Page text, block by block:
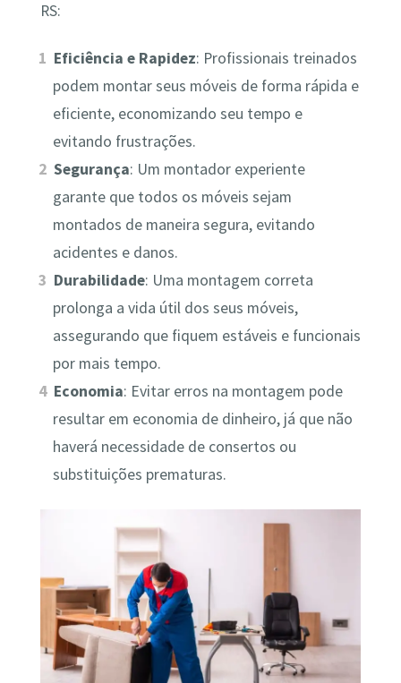
RS:
Eficiência e Rapidez: Profissionais treinados
podem montar seus móveis de forma rápida e
eficiente, economizando seu tempo e
evitando frustrações.
Segurança: Um montador experiente
garante que todos os móveis sejam
montados de maneira segura, evitando
acidentes e danos.
Durabilidade: Uma montagem correta
prolonga a vida útil dos seus móveis,
assegurando que fiquem estáveis e funcionais
por mais tempo.
Economia: Evitar erros na montagem pode
resultar em economia de dinheiro, já que não
haverá necessidade de consertos ou
substituições prematuras.